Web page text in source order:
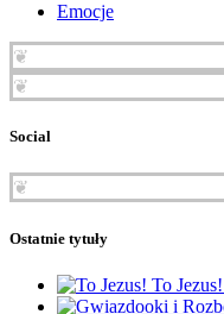
Emocje
❦
❦
Social
❦
Ostatnie tytuły
To Jezus!